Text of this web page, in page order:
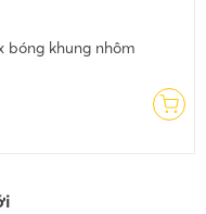
khung nhôm